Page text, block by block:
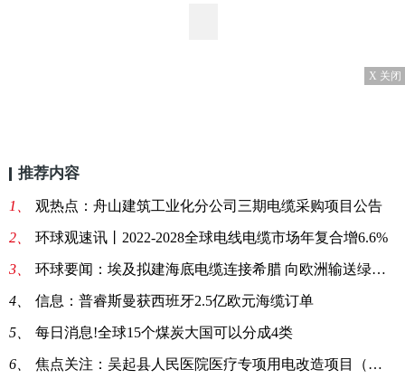
X 关闭
推荐内容
1、 观热点：舟山建筑工业化分公司三期电缆采购项目公告
2、 环球观速讯丨2022-2028全球电线电缆市场年复合增6.6%
3、 环球要闻：埃及拟建海底电缆连接希腊 向欧洲输送绿色电力
4、 信息：普睿斯曼获西班牙2.5亿欧元海缆订单
5、 每日消息!全球15个煤炭大国可以分成4类
6、 焦点关注：吴起县人民医院医疗专项用电改造项目（二次）招标公告